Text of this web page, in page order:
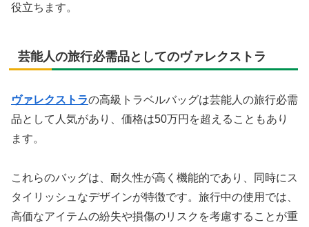
役立ちます。
芸能人の旅行必需品としてのヴァレクストラ
ヴァレクストラの高級トラベルバッグは芸能人の旅行必需
品として人気があり、価格は50万円を超えることもあり
ます。
これらのバッグは、耐久性が高く機能的であり、同時にス
タイリッシュなデザインが特徴です。旅行中の使用では、
高価なアイテムの紛失や損傷のリスクを考慮することが重